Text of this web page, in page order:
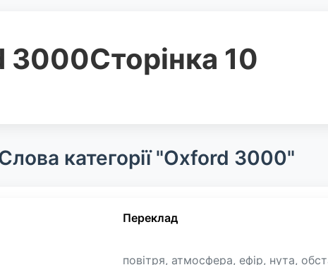
3000Сторінка 10
категорії "Oxford 3000"
Переклад
повітря, атмосфера, ефір, нута,